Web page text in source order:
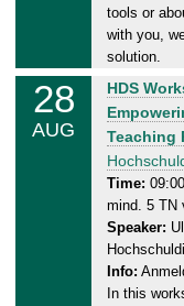
7
0
8
.
2
2
6
tools or
with you,
solution.
28
AUG
F
r
i
d
a
y
,
2
8
HDS
Teaching
Time:
mind. 5 TN
Speaker:
Info:
In this